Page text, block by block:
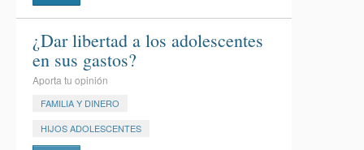
¿Dar libertad a los adolescentes
en sus gastos?
Aporta tu opinión
FAMILIA Y DINERO
HIJOS ADOLESCENTES